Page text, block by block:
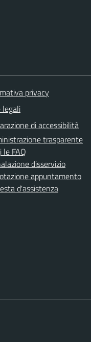
privacy
legali
di accessibilità
trasparente
le FAQ
disservizio
appuntamento
d'assistenza